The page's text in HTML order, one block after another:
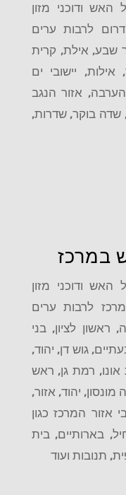
האש ודוכני מזון
לרבות ערים
שבע, אילת, קרית
יישובי ים
אזור הנגב
שדה בוקר, שדרות,
במרכז
האש ודוכני מזון
לרבות ערים
ראשון לציון, בני
גוש דן, יהוד,
אונו, רמת גן, ראש
מונסון, יהוד, אזור,
אזור המרכז כגון
בארותיים, בית
תנובות ועוד